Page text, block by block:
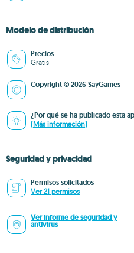
Modelo de distribución
Precios
Gratis
Copyright © 2026 SayGames
¿Por qué se ha publicado esta
(Más información)
Seguridad y privacidad
Permisos solicitados
Ver 21 permisos
Ver informe de seguridad y
antivirus